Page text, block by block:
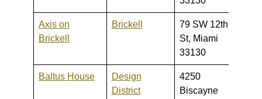
Axis on
Brickell
Brickell
79 SW 12th
St, Miami
33130
Baltus House
Design
District
4250
Biscayne